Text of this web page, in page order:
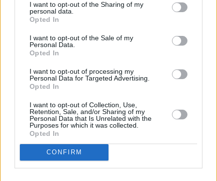
I want to opt-out of the Sharing of my
personal data.
Opted In
I want to opt-out of the Sale of my
Personal Data.
Opted In
I want to opt-out of processing my
Personal Data for Targeted Advertising.
Opted In
I want to opt-out of Collection, Use,
Retention, Sale, and/or Sharing of my
Personal Data that Is Unrelated with the
Purposes for which it was collected.
Opted In
CONFIRM
PERSONĪBAS
Džilindžera mīļoto Lindu Kalniņu
piemeklējušas savādas sajūtas. Viņa
atklāj iemeslu